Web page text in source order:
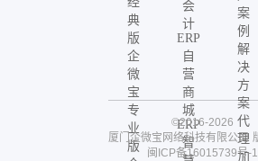
典
版
企
微
宝
专
业
版
会
计
ERP
自
营
商
城
ERP
智
案
例
解
决
方
案
代
理
加
©2016-2026
厦门企微宝网络科技有限公司
闽ICP备16015739号-1